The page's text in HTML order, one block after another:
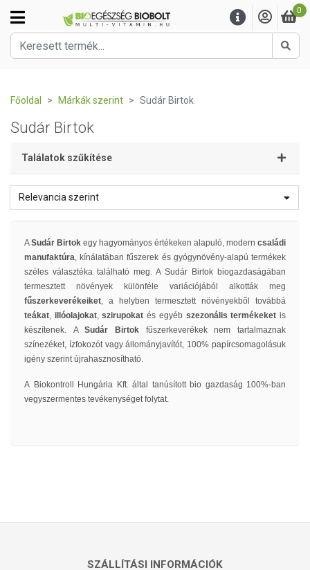
0
Főoldal Márkák szerint Sudár Birtok
Sudár Birtok
Találatok szűkítése
Relevancia szerint
ASudár Birtok egy hagyományos értékeken alapuló, modern családi
manufaktúra, kínálatában fűszerek és gyógynövény-alapú termékek
széles választéka található meg. A Sudár Birtok biogazdaságában
termesztett növények különféle variációjából alkották meg
fűszerkeverékeiket, a helyben termesztett növényekből továbbá
teákat, illóolajokat,szirupokatés egyéb szezonális termékeketis
készítenek. ASudár Birtok fűszerkeverékek nem tartalmaznak
színezéket, ízfokozót vagy állományjavítót, 100% papírcsomagolásuk
igény szerint újrahasznosítható.
A Biokontroll Hungária Kft. által tanúsított bio gazdaság 100%-ban
vegyszermentes tevékenységet folytat.
SZÁLLÍTÁSI INFORMÁCIÓK